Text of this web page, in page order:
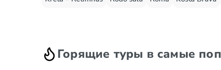
Горящие туры в самые